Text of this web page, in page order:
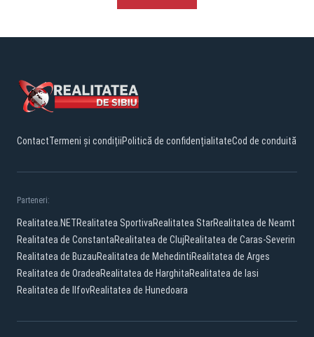
ContactTermeni și condițiiPolitică de confidențialitateCod de conduită
Parteneri:
Realitatea.NETRealitatea SportivaRealitatea StarRealitatea de Neamt
Realitatea de ConstantaRealitatea de ClujRealitatea de Caras-Severin
Realitatea de BuzauRealitatea de MehedintiRealitatea de Arges
Realitatea de OradeaRealitatea de HarghitaRealitatea de Iasi
Realitatea de IlfovRealitatea de Hunedoara